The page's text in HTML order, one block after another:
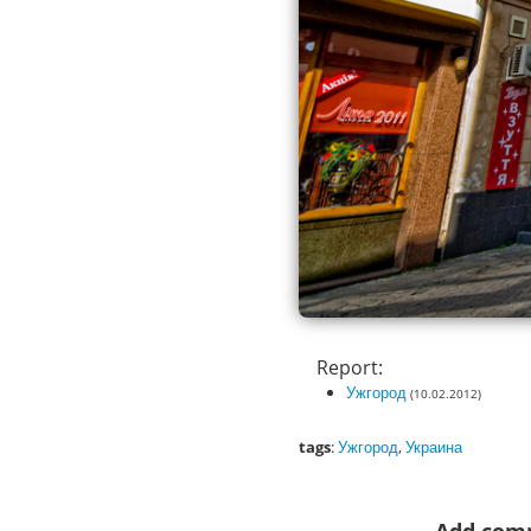
Report:
Ужгород (10.02.2012)
tags:Ужгород,Украина